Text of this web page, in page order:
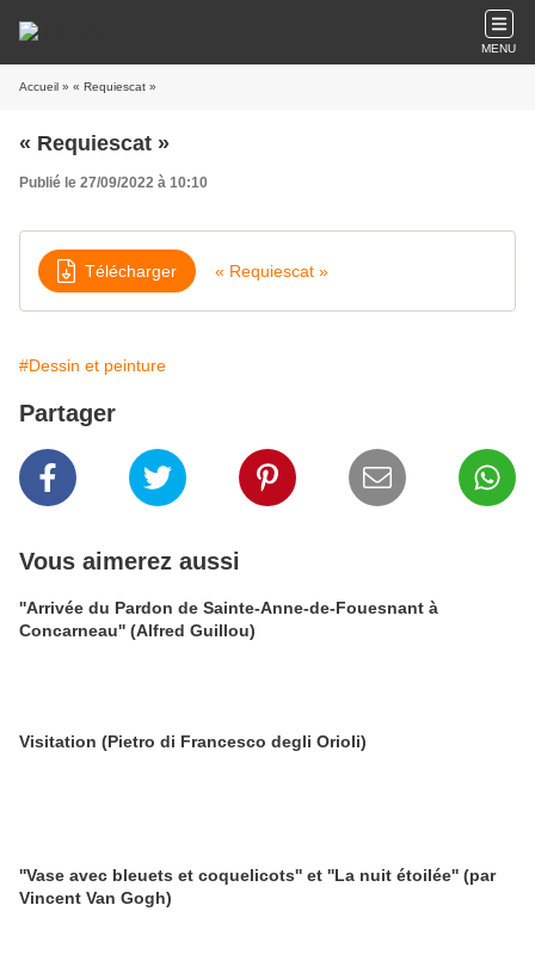
MENU
Accueil » « Requiescat »
« Requiescat »
Publié le 27/09/2022 à 10:10
Télécharger « Requiescat »
#Dessin et peinture
Partager
Vous aimerez aussi
''Arrivée du Pardon de Sainte-Anne-de-Fouesnant à
Concarneau'' (Alfred Guillou)
Visitation (Pietro di Francesco degli Orioli)
''Vase avec bleuets et coquelicots'' et ''La nuit étoilée'' (par
Vincent Van Gogh)